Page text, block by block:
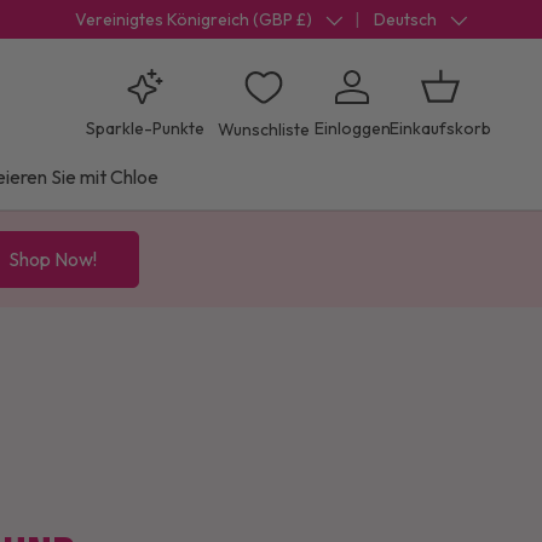
Land/Region
Vereinigtes Königreich (GBP £) SpracheDeutsch
Sparkle-Punkte Wunschliste EinloggenEinkaufskorb
Sie mit Chloe
Shop Now!